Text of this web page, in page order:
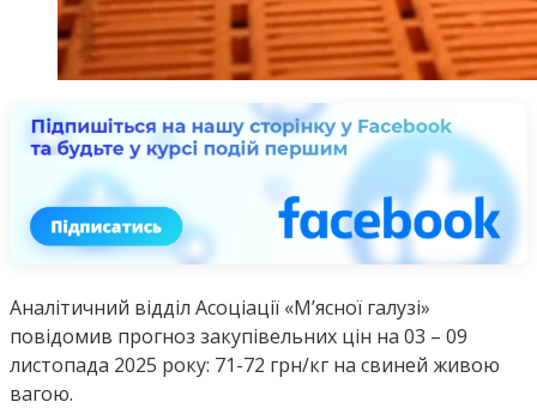
Аналітичний відділ Асоціації «М’ясної галузі»
повідомив прогноз закупівельних цін на 03 – 09
листопада 2025 року: 71-72 грн/кг на свиней живою
вагою.